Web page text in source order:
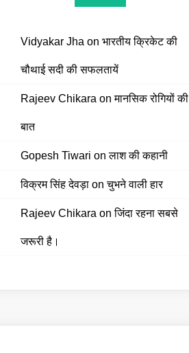
Vidyakar Jha on भारतीय क्रिकेट की
चौथाई सदी की सफलतायें
Rajeev Chikara onमानसिक रोगियों की
बात
Gopesh Tiwari onलाश की कहानी
विक्रम सिंह देवड़ाonचुभने वाली हार
Rajeev Chikara onजिंदा रहना सबसे
जरूरी है।